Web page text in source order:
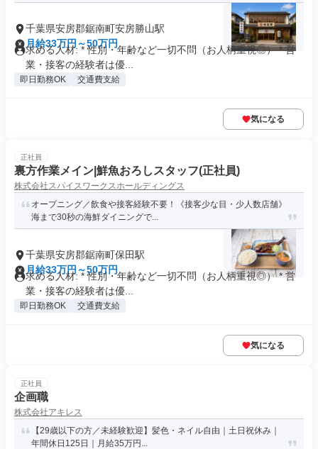
千葉県安房郡鋸南町安房勝山駅
月給33万円～50万円
求める人材: * 性別・年齢など一切不問（お人柄重視◎） * 営
業・接客の経験者は優...
即日勤務OK 交通費支給
気になる
正社員
裏方作業メイン|鮮魚おろしスタッフ(正社員)
株式会社スパイスワークスホールディングス
オープニング／飲食や接客経験不要！《接客少な目・少人数店舗》
海まで30秒の海鮮ダイニングで...
千葉県安房郡鋸南町保田駅
月給33万円～50万円
求める人材: * 性別・年齢など一切不問（お人柄重視◎） * 営
業・接客の経験者は優...
即日勤務OK 交通費支給
気になる
正社員
企画職
株式会社アキレス
【29歳以下の方／未経験歓迎】髪色・ネイル自由｜土日祝休み｜
年間休日125日｜月給35万円...